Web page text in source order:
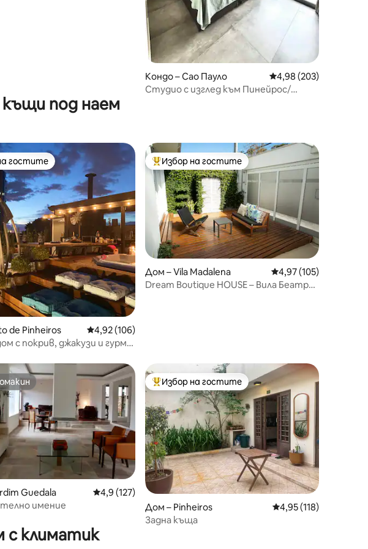
Кондо – Сао Пауло Средна оценка: 4,98
4,98 (203)
Студио с изглед към Пинейрос/
под наем
от 5, 6 отзива
гостите
гостите
de Pinheiros Средна оценка: 4,92 от 5, 106 отзива
4,92 (106)
с покрив, джакузи и гурме
Най-популярен избор на гостите
Избор на гостите
Дом – Vila Madalena Средна оценка: 4,97
4,97 (105)
Dream Boutique HOUSE – Вила Беатрис
5, 125 отзива
Guedala Средна оценка: 4,9 от 5, 127 отзива
4,9 (127)
имение
Най-популярен избор на гостите
Избор на гостите
Дом – Pinheiros Средна оценка: 4,95
4,95 (118)
Задна къща
климатик